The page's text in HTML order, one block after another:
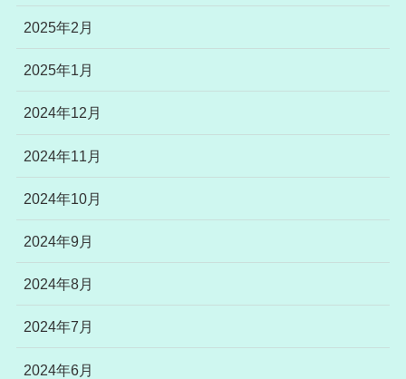
2025年2月
2025年1月
2024年12月
2024年11月
2024年10月
2024年9月
2024年8月
2024年7月
2024年6月